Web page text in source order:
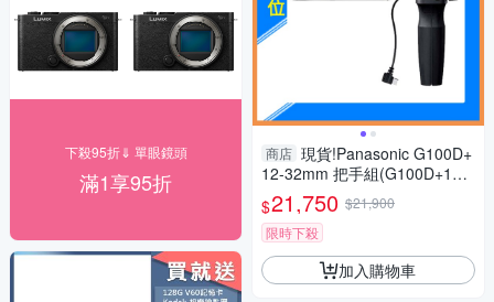
下殺95折⇓ 單眼鏡頭
滿1享95折
商店 現貨!Panasonic G100D+
12-32mm 把手組(G100D+123
2+SHGR2，公司貨)G100
$21,750 $21,900
限時下殺
加入購物車